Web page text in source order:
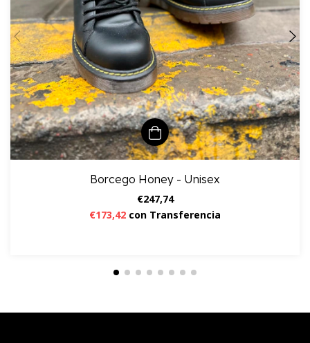
Borcego Honey - Unisex
€247,74
€173,42 con Transferencia